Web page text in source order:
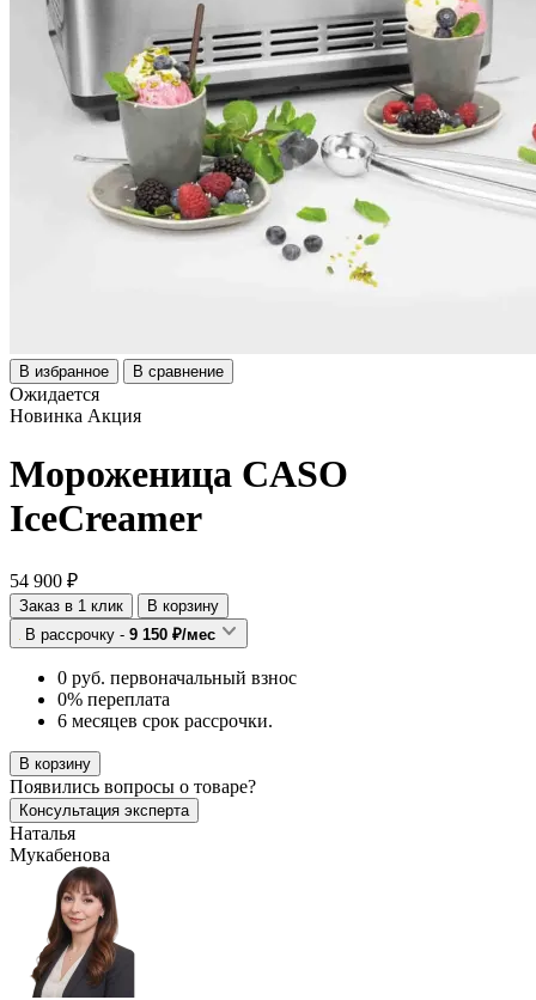
В избранное В сравнение
Ожидается
Новинка Акция
Мороженица CASO
IceCreamer
54 900 ₽
Заказ в 1 клик
В корзину
В рассрочку - 9 150 ₽/мес
0 руб. первоначальный взнос
0% переплата
6 месяцев срок рассрочки.
В корзину
Появились вопросы о товаре?
Консультация эксперта
Наталья
Мукабенова